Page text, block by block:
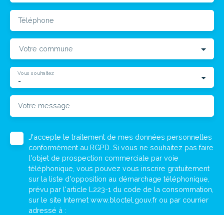
Téléphone
Votre commune
-
Vous souhaitez
Votre message
J'accepte le traitement de mes données personnelles
conformément au RGPD. Si vous ne souhaitez pas faire
l'objet de prospection commerciale par voie
téléphonique, vous pouvez vous inscrire gratuitement
sur la liste d'opposition au démarchage téléphonique,
prévu par l'article L223-1 du code de la consommation,
sur le site Internet www.bloctel.gouv.fr ou par courrier
adressé à :